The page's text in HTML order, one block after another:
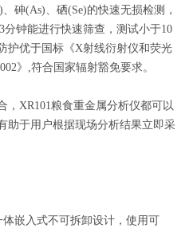
砷(As)、硒(Se)的快速无损检测，
分钟能进行快速筛查，测试小于10
护优于国标《X射线衍射仪和荧光
》,符合国家辐射豁免要求。
XR101粮食重金属分析仪都可以
助于用户根据现场分析结果立即采
入式不可拆卸设计，使用可